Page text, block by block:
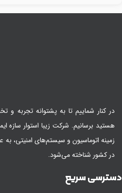
در کنار شماییم تا به پشتوانه تجربه و
هستید برسانیم. شرکت زیبا استوار سازه
زمینه اتوماسیون و سیستم‌های امنیتی، به
در کشور شناخته می‌شود.
سریع